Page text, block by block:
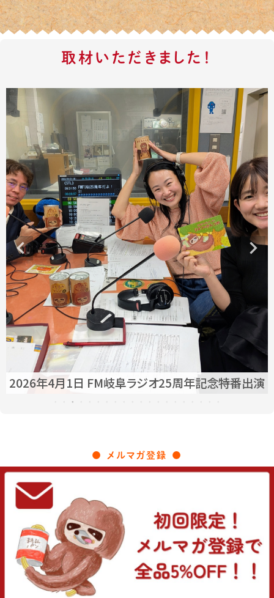
取材いただきました！
2026年3月7日放送 テレビ愛知 あまドラ〜
天野っちのドライブしよう！！〜
メルマガ登録